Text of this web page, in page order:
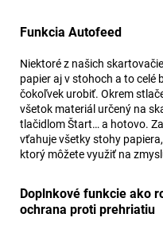
Funkcia Autofeed
Niektoré z našich
papier aj v stohoch a to celé
čokoľvek urobiť. Okrem
všetok materiál určený na
tlačidlom Štart… a hotovo.
vťahuje všetky stohy
ktorý môžete využiť na
Doplnkové funkcie ako
ochrana proti prehriatiu